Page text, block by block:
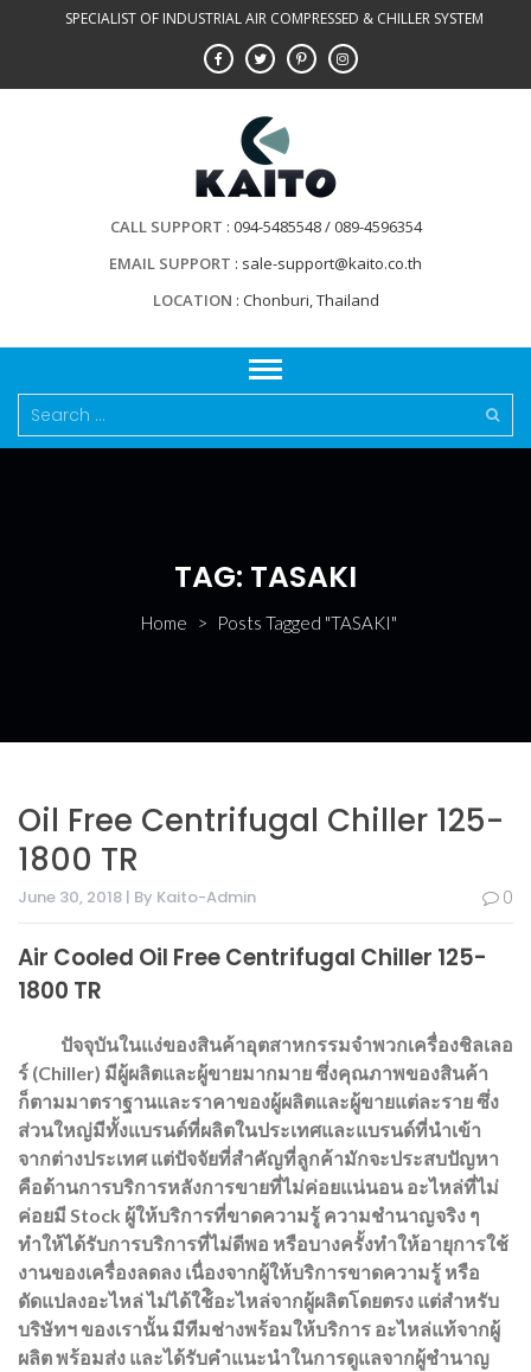
SPECIALIST OF INDUSTRIAL AIR COMPRESSED & CHILLER SYSTEM
CALL SUPPORT 094-5485548 / 089-4596354
EMAIL SUPPORT
sale-support@kaito.co.th
LOCATION Chonburi, Thailand
Search
for:
TAG: TASAKI
Home > Posts Tagged "TASAKI"
Oil Free Centrifugal Chiller 125-
1800 TR
June 30, 2018 | By Kaito-Admin 0
Air Cooled Oil Free Centrifugal Chiller 125-
1800 TR
ปัจจุบันในแง่ของสินค้าอุตสาหกรรมจำพวกเครื่องชิลเลอ
ร์ (Chiller) มีผู้ผลิตและผู้ขายมากมาย ซึ่งคุณภาพของสินค้า
ก็ตามมาตราฐานและราคาของผู้ผลิตและผู้ขายแต่ละราย ซึ่ง
ส่วนใหญ่มีทั้งแบรนด์ที่ผลิตในประเทศและแบรนด์ที่นำเข้า
จากต่างประเทศ แต่ปัจจัยที่สำคัญที่ลูกค้ามักจะประสบปัญหา
คือด้านการบริการหลังการขายที่ไม่ค่อยแน่นอน อะไหล่ที่ไม่
ค่อยมี Stock ผู้ให้บริการที่ขาดความรู้ ความชำนาญจริง ๆ
ทำให้ได้รับการบริการที่ไม่ดีพอ หรือบางครั้งทำให้อายุการใช้
งานของเครื่องลดลง เนื่องจากผู้ให้บริการขาดความรู้ หรือ
ดัดแปลงอะไหล่ ไม่ได้ใช้ิอะไหล่จากผู้ผลิตโดยตรง แต่สำหรับ
บริษัทฯ ของเรานั้น มีทีมช่างพร้อมให้บริการ อะไหล่แท้จากผู้
ผลิต พร้อมส่ง และได้รับคำแนะนำในการดูแลจากผู้ชำนาญ